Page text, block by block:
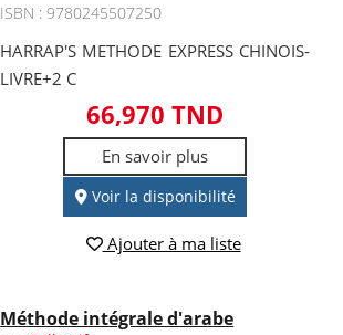
ISBN : 9780245507250
HARRAP'S METHODE EXPRESS CHINOIS-
LIVRE+2 C
66,970 TND
En savoir plus
Voir la disponibilité
Ajouter à ma liste
Méthode intégrale d'arabe